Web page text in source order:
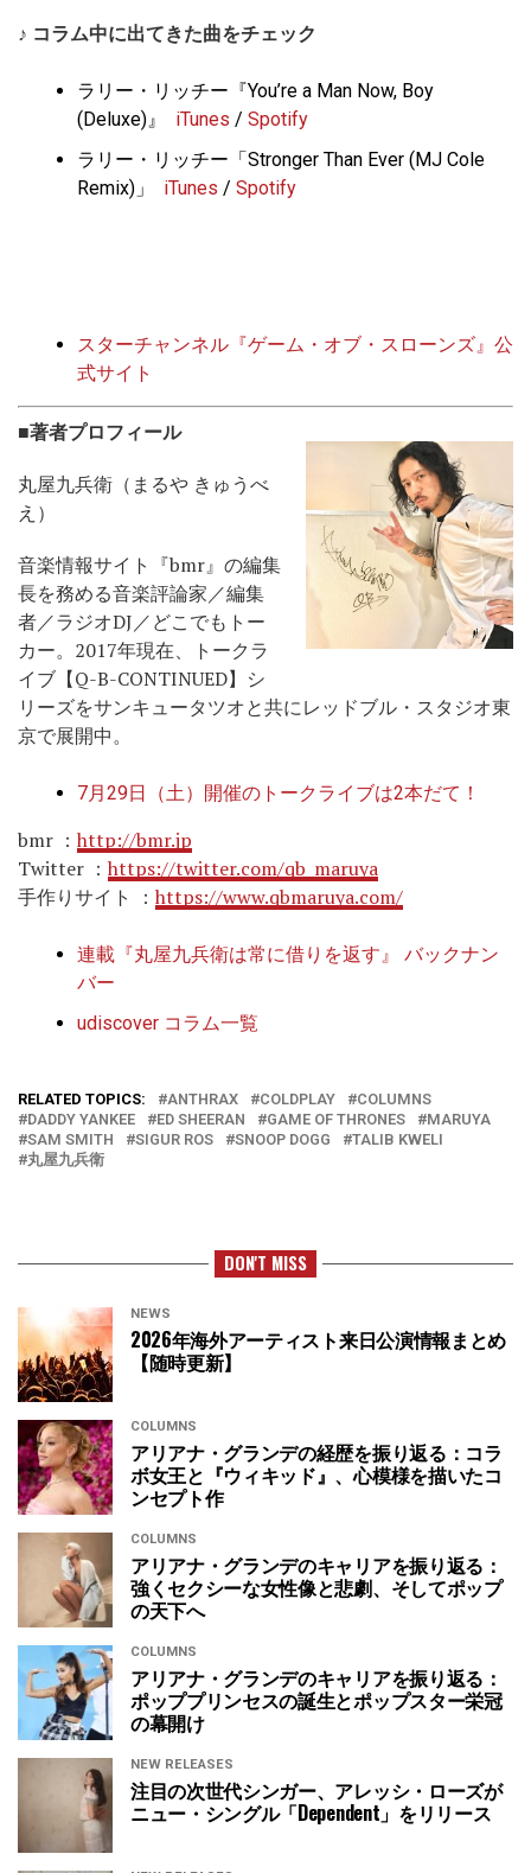
♪ コラム中に出てきた曲をチェック
ラリー・リッチー『You’re a Man Now, Boy
(Deluxe)』
iTunes / Spotify
ラリー・リッチー「Stronger Than Ever (MJ Cole
Remix)」
iTunes / Spotify
スターチャンネル『ゲーム・オブ・スローンズ』公
式サイト
■著者プロフィール
丸屋九兵衛（まるや きゅうべ
え）
音楽情報サイト『bmr』の編集
長を務める音楽評論家／編集
者／ラジオDJ／どこでもトー
カー。2017年現在、トークラ
イブ【Q-B-CONTINUED】シ
リーズをサンキュータツオと共にレッドブル・スタジオ東
京で展開中。
7月29日（土）開催のトークライブは2本だて！
bmr ： http://bmr.jp
Twitter ： https://twitter.com/qb_maruya
手作りサイト ： https://www.qbmaruya.com/
連載『丸屋九兵衛は常に借りを返す』 バックナン
バー
udiscover コラム一覧
RELATED TOPICS: ANTHRAX COLDPLAY
COLUMNS
DADDY YANKEE
ED SHEERAN GAME OF THRONES
MARUYA
SAM SMITH
SIGUR ROS SNOOP DOGG
TALIB KWELI
丸屋九兵衛
DON'T MISS
NEWS
2026年海外アーティスト来日公演情報まとめ
【随時更新】
COLUMNS
アリアナ・グランデの経歴を振り返る：コラ
ボ女王と『ウィキッド』、心模様を描いたコ
ンセプト作
COLUMNS
アリアナ・グランデのキャリアを振り返る：
強くセクシーな女性像と悲劇、そしてポップ
の天下へ
COLUMNS
アリアナ・グランデのキャリアを振り返る：
ポッププリンセスの誕生とポップスター栄冠
の幕開け
NEW RELEASES
注目の次世代シンガー、アレッシ・ローズが
ニュー・シングル「Dependent」をリリース